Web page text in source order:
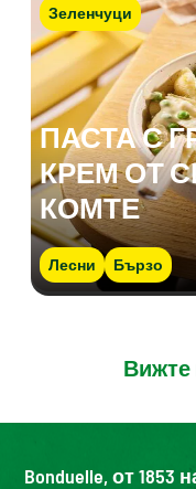
Зеленчуци
ПАСТА С
КРЕМ ОТ
КОМТЕ
Лесни Бързо
Вижте
Bonduelle, от 1853